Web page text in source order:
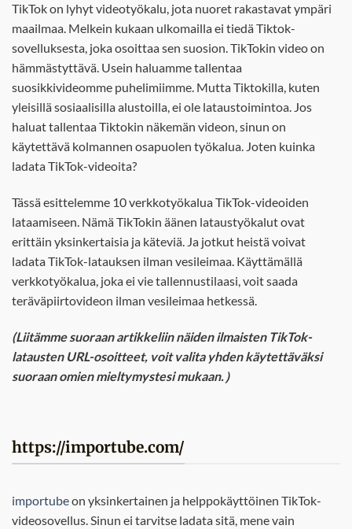
TikTok on lyhyt videotyökalu, jota nuoret rakastavat ympäri
maailmaa. Melkein kukaan ulkomailla ei tiedä Tiktok-
sovelluksesta, joka osoittaa sen suosion. TikTokin video on
hämmästyttävä. Usein haluamme tallentaa
suosikkivideomme puhelimiimme. Mutta Tiktokilla, kuten
yleisillä sosiaalisilla alustoilla, ei ole lataustoimintoa. Jos
haluat tallentaa Tiktokin näkemän videon, sinun on
käytettävä kolmannen osapuolen työkalua. Joten kuinka
ladata TikTok-videoita?
Tässä esittelemme 10 verkkotyökalua TikTok-videoiden
lataamiseen. Nämä TikTokin äänen lataustyökalut ovat
erittäin yksinkertaisia ja käteviä. Ja jotkut heistä voivat
ladata TikTok-latauksen ilman vesileimaa. Käyttämällä
verkkotyökalua, joka ei vie tallennustilaasi, voit saada
teräväpiirtovideon ilman vesileimaa hetkessä.
(Liitämme suoraan artikkeliin näiden ilmaisten TikTok-
latausten URL-osoitteet, voit valita yhden käytettäväksi
suoraan omien mieltymystesi mukaan.）
https://importube.com/
importubeon yksinkertainen ja helppokäyttöinen TikTok-
videosovellus. Sinun ei tarvitse ladata sitä, mene vain